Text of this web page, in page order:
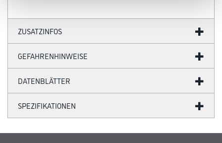
ZUSATZINFOS
GEFAHRENHINWEISE
DATENBLÄTTER
SPEZIFIKATIONEN